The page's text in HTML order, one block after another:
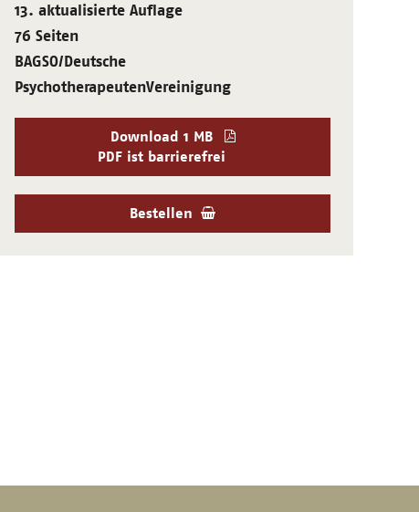
13. aktualisierte Auflage
76 Seiten
BAGSO/Deutsche
PsychotherapeutenVereinigung
Download 1 MB
PDF ist barrierefrei
Bestellen